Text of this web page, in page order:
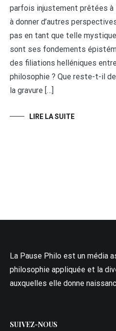
parfois injustement prêtées à
à donner d’autres
pas en tant que telle
sont ses fondements
des filiations helléniques
philosophie ? Que reste-t-il
la gravure […]
LIRE LA SUITE
La Pause Philo est un média
philosophie appliquée et la
auxquelles elle donne
SUIVEZ-NOUS